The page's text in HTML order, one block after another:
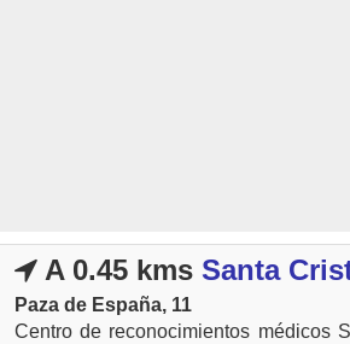
A 0.45 kms Santa
Paza de España, 11
Centro de reconocimientos médicos